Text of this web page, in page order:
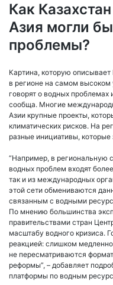
Как
Азия могли
проблемы?
Картина, которую
в регионе на самом высоком
говорят о водных проблемах
сообща. Многие
Азии крупные проекты,
климатических рисков. На
разные инициативы,
“Например, в региональную
водных проблем входят
так и из международных
этой сети обмениваются
связанным с водными
По мнению большинства
правительствами стран
масштабу водного кризиса.
реакцией: слишком
не пересматриваются
реформы”, – добавляет
платформы по водным